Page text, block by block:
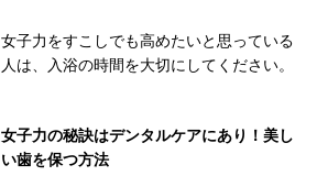
女子力をすこしでも高めたいと思っている
人は、入浴の時間を大切にしてください。
女子力の秘訣はデンタルケアにあり！美し
い歯を保つ方法